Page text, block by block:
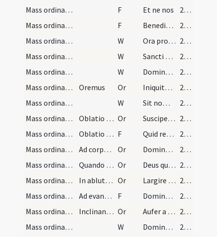
Mass ordinary/confession/1
F Et ne nos
250 (115v)
Mass ordinary/confession/2
F Benedicamus Patrem et Filium cum Sancto Spiritu. Laudemus et superexaltemus eum in saecula
250 (115v)
Mass ordinary/confession/3
W Ora pro nobis sancta Dei Genitrix
250 (115v)
Mass ordinary/confession/4
W Sancti Dei omnes. Intercedite pro nostra omniumque salute
250 (115v)
Mass ordinary/confession/5
W Domine exaudi orationem meam
250 (115v)
Mass ordinary/access/1
Oremus Or Iniquitates et fragilitates nostras ne respicias omnipotens Deus sed sola misericordia tua nobis prosit indignis.
250 (115v)
Mass ordinary/access/2
W Sit nomen Domini
251
Mass ordinary/offertory/5
Oblatio calicis Or Suscipe sancte Pater omnipotens aeterne Deus ... agimus in terris.
251
Mass ordinary/offertory/2
Oblatio calicis F Quid retribuam Domino
251
Mass ordinary/offertory/4
Ad corporale dicat Or Dominator et vivificator et omnium bonorum dator ... aeternam vitam.
251
Mass ordinary/offertory/3
Quando ponitur aqua cum vino Or Deus qui humanae substantiae dignitatem ... sancti Deus.
251
Mass ordinary/offertory/2
In ablutione post offertorium Or Largire sensibus nostris ... sanctarum virtutum.
251
Mass ordinary/Gospel/1
Ad evangelium dicat F Dominus sit in corde meo et in labiis meis ad pronuntiandum sanctum evangelium pacis. In nomine Patris et Filii et Spiritus Sancti.
251
Mass ordinary/access/1
Inclinando se ante altare dicitur Or Aufer a nobis quaesumus Domine omnes iniquitates nostras ... sancta sanctorum
251
Mass ordinary/access/3
W Dominus vobiscum
251